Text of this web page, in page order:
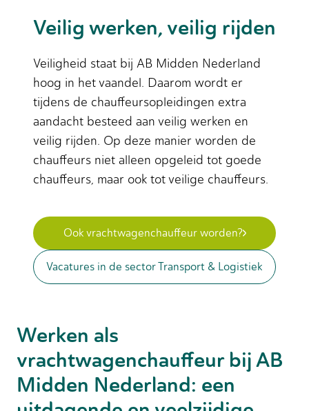
Veilig werken, veilig rijden
Veiligheid staat bij AB Midden Nederland
hoog in het vaandel. Daarom wordt er
tijdens de chauffeursopleidingen extra
aandacht besteed aan veilig werken en
veilig rijden. Op deze manier worden de
chauffeurs niet alleen opgeleid tot goede
chauffeurs, maar ook tot veilige chauffeurs.
Ook vrachtwagenchauffeur worden?
Vacatures in de sector Transport & Logistiek
Werken als
vrachtwagenchauffeur bij AB
Midden Nederland: een